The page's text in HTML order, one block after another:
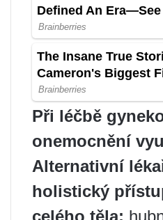
Při léčbě
onemocnění
Alternativní
holistický
celého těla: